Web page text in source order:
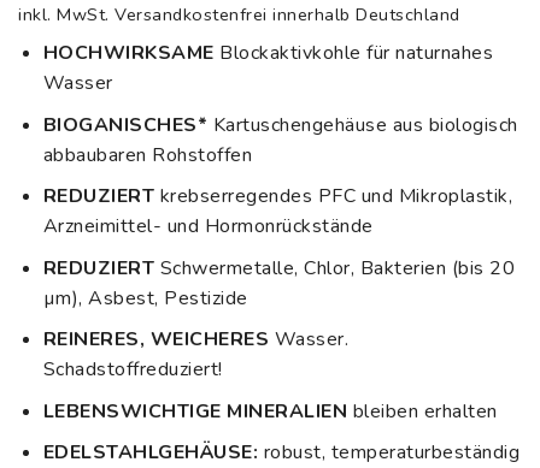
inkl. MwSt. Versandkostenfrei innerhalb Deutschland
HOCHWIRKSAME Blockaktivkohle für naturnahes
Wasser
BIOGANISCHES* Kartuschengehäuse aus biologisch
abbaubaren Rohstoffen
REDUZIERT krebserregendes PFC und Mikroplastik,
Arzneimittel- und Hormonrückstände
REDUZIERT Schwermetalle, Chlor, Bakterien (bis 20
µm), Asbest, Pestizide
REINERES, WEICHERES Wasser.
Schadstoffreduziert!
LEBENSWICHTIGE MINERALIEN bleiben erhalten
EDELSTAHLGEHÄUSE: robust, temperaturbeständig